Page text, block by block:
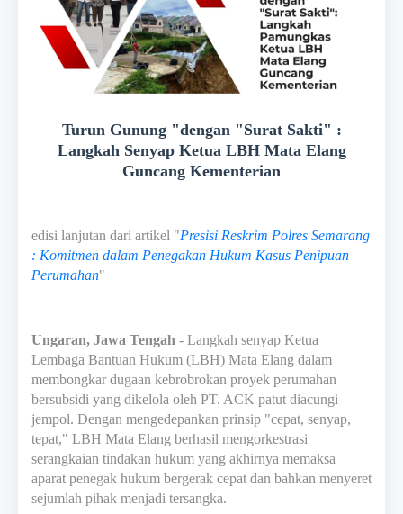
Turun Gunung "dengan "Surat Sakti" :
Langkah Senyap Ketua LBH Mata Elang
Guncang Kementerian
edisi lanjutan dari artikel "Presisi Reskrim Polres Semarang
: Komitmen dalam Penegakan Hukum Kasus Penipuan
Perumahan"
Ungaran, Jawa Tengah - Langkah senyap Ketua
Lembaga Bantuan Hukum (LBH) Mata Elang dalam
membongkar dugaan kebrobrokan proyek perumahan
bersubsidi yang dikelola oleh PT. ACK patut diacungi
jempol. Dengan mengedepankan prinsip "cepat, senyap,
tepat," LBH Mata Elang berhasil mengorkestrasi
serangkaian tindakan hukum yang akhirnya memaksa
aparat penegak hukum bergerak cepat dan bahkan menyeret
sejumlah pihak menjadi tersangka.